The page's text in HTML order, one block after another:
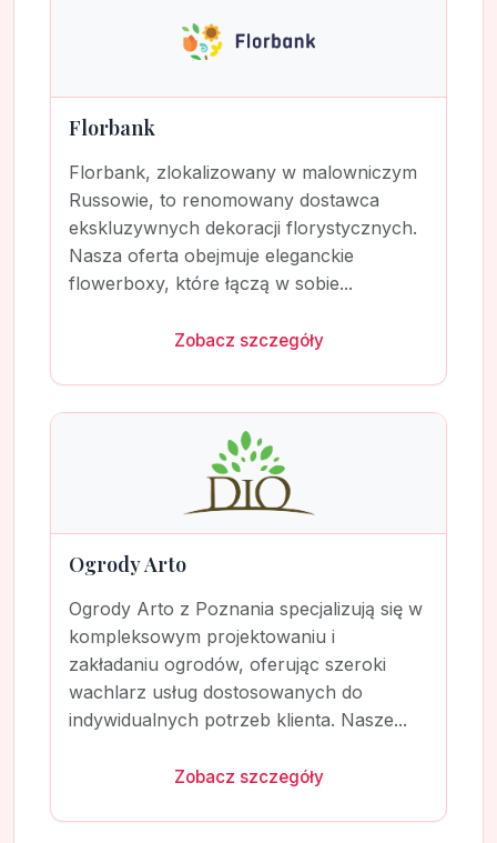
Florbank
Florbank, zlokalizowany w malowniczym
Russowie, to renomowany dostawca
ekskluzywnych dekoracji florystycznych.
Nasza oferta obejmuje eleganckie
flowerboxy, które łączą w sobie...
Zobacz szczegóły
Ogrody Arto
Ogrody Arto z Poznania specjalizują się w
kompleksowym projektowaniu i
zakładaniu ogrodów, oferując szeroki
wachlarz usług dostosowanych do
indywidualnych potrzeb klienta. Nasze...
Zobacz szczegóły